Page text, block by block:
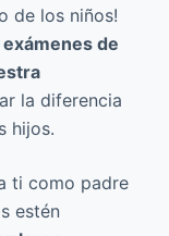
de los niños!
de
la diferencia
hijos.
ti como padre
estén